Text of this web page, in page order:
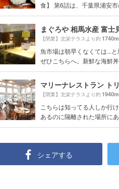
食】 第6話は、千葉県浦安市
まぐろや 相馬水産 富士
【閉業】北栄テラスより約1740m
魚市場は朝早くなくては...と
ぜひこちらへ。新鮮な海鮮
マリーナレストラン ト
【閉業】北栄テラスより約1940m
こちらは知ってる人しか行
あるのに隔離された場所に
シェアする